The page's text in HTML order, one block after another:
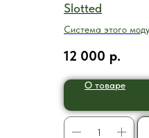
Slotted
Система этого
тонких и прочных
12 000 р.
О товаре